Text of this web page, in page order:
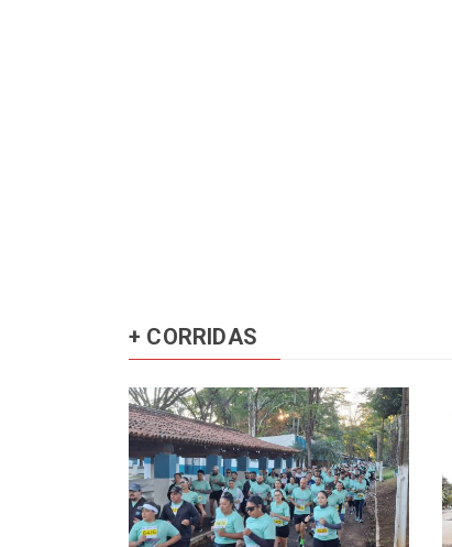
+ CORRIDAS